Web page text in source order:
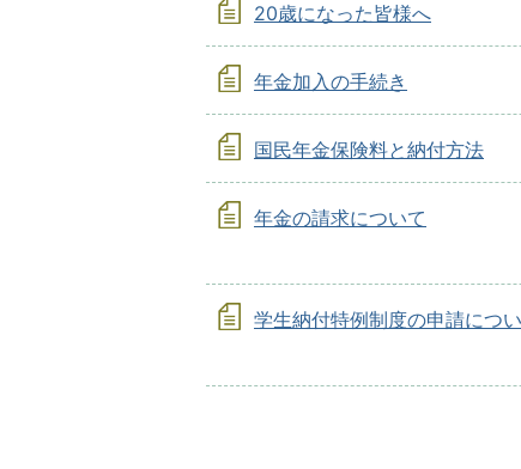
20歳になった皆様へ
年金加入の手続き
国民年金保険料と納付方法
年金の請求について
学生納付特例制度の申請につ